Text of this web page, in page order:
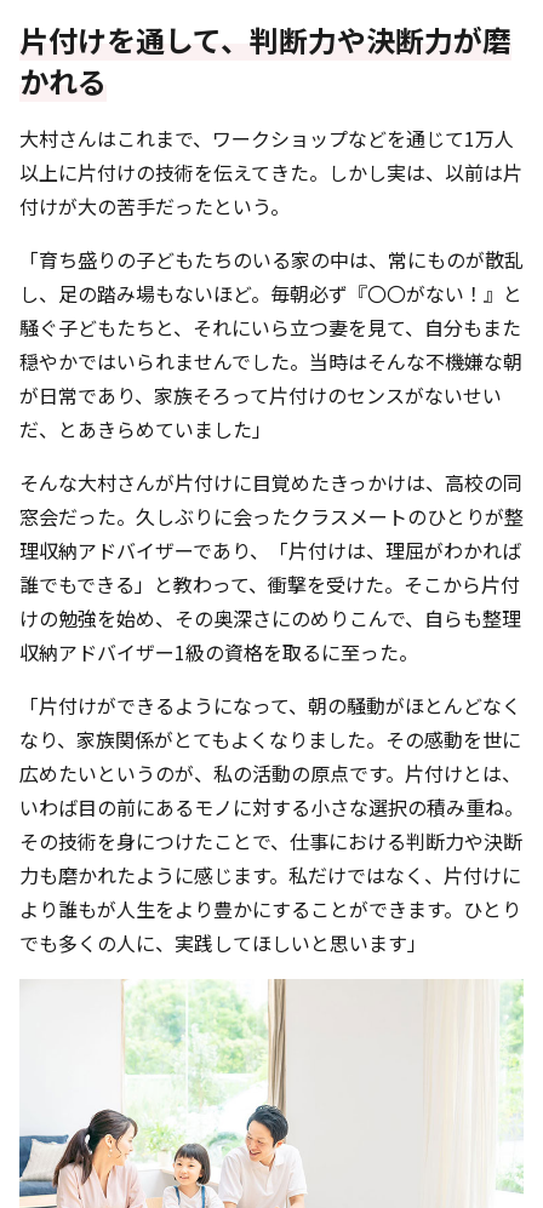
片付けを通して、判断力や決断力が磨
かれる
大村さんはこれまで、ワークショップなどを通じて1万人
以上に片付けの技術を伝えてきた。しかし実は、以前は片
付けが大の苦手だったという。
「育ち盛りの子どもたちのいる家の中は、常にものが散乱
し、足の踏み場もないほど。毎朝必ず『〇〇がない！』と
騒ぐ子どもたちと、それにいら立つ妻を見て、自分もまた
穏やかではいられませんでした。当時はそんな不機嫌な朝
が日常であり、家族そろって片付けのセンスがないせい
だ、とあきらめていました」
そんな大村さんが片付けに目覚めたきっかけは、高校の同
窓会だった。久しぶりに会ったクラスメートのひとりが整
理収納アドバイザーであり、「片付けは、理屈がわかれば
誰でもできる」と教わって、衝撃を受けた。そこから片付
けの勉強を始め、その奥深さにのめりこんで、自らも整理
収納アドバイザー1級の資格を取るに至った。
「片付けができるようになって、朝の騒動がほとんどなく
なり、家族関係がとてもよくなりました。その感動を世に
広めたいというのが、私の活動の原点です。片付けとは、
いわば目の前にあるモノに対する小さな選択の積み重ね。
その技術を身につけたことで、仕事における判断力や決断
力も磨かれたように感じます。私だけではなく、片付けに
より誰もが人生をより豊かにすることができます。ひとり
でも多くの人に、実践してほしいと思います」